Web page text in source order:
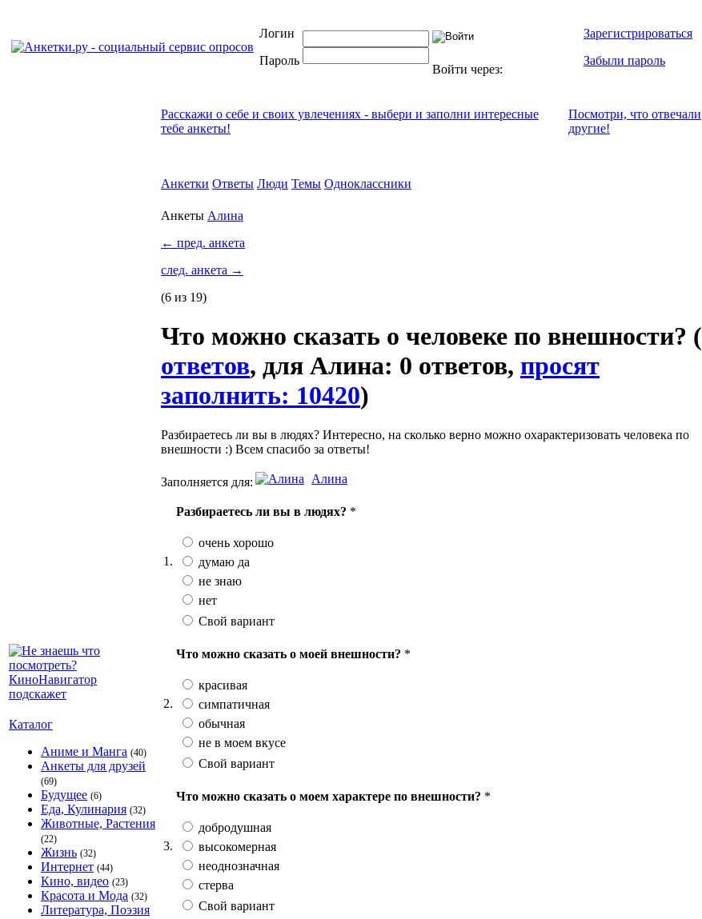
Логин
Пароль
Войти через:
Зарегистрироваться
Забыли пароль
Каталог
Аниме и Манга (40)
Анкеты для друзей
(69)
Будущее (6)
Еда, Кулинария (32)
Животные, Растения
(22)
Жизнь (32)
Интернет (44)
Кино, видео (23)
Красота и Мода (32)
Литература, Поэзия
Расскажи о себе и своих увлечениях - выбери и заполни интересные
тебе анкеты!
Посмотри, что отвeчали
другие!
Анкетки Ответы Люди Темы Одноклассники
Анкеты Алина
← пред. анкета
след. анкета →
(6 из 19)
Что можно сказать о человеке по внешности? (
ответов, для Алина: 0 ответов, просят
заполнить: 10420)
Разбираетесь ли вы в людях? Интересно, на сколько верно можно охарактеризовать человека по
внешности :) Всем спасибо за ответы!
Заполняется для: Алина
1.
Разбираетесь ли вы в людях? *
очень хорошо
думаю да
не знаю
нет
Свой вариант
2.
Что можно сказать о моей внешности? *
красивая
симпатичная
обычная
не в моем вкусе
Свой вариант
3.
Что можно сказать о моем характере по внешности? *
добродушная
высокомерная
неоднозначная
стерва
Свой вариант